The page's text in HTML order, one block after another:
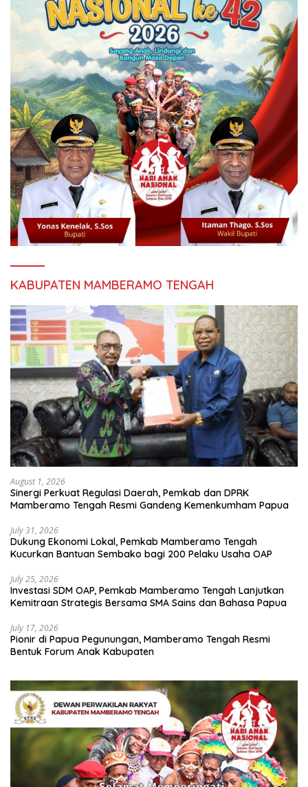
KABUPATEN MAMBERAMO TENGAH
August 1, 2026
Sinergi Perkuat Regulasi Daerah, Pemkab dan DPRK
Mamberamo Tengah Resmi Gandeng Kemenkumham Papua
July 31, 2026
Dukung Ekonomi Lokal, Pemkab Mamberamo Tengah
Kucurkan Bantuan Sembako bagi 200 Pelaku Usaha OAP
July 25, 2026
Investasi SDM OAP, Pemkab Mamberamo Tengah Lanjutkan
Kemitraan Strategis Bersama SMA Sains dan Bahasa Papua
July 17, 2026
Pionir di Papua Pegunungan, Mamberamo Tengah Resmi
Bentuk Forum Anak Kabupaten